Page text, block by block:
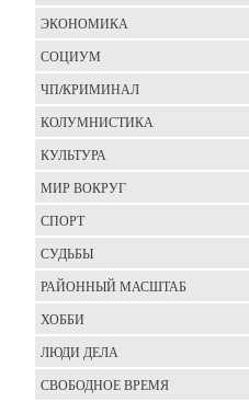
ЭКОНОМИКА
СОЦИУМ
ЧП/КРИМИНАЛ
КОЛУМНИСТИКА
КУЛЬТУРА
МИР ВОКРУГ
СПОРТ
СУДЬБЫ
РАЙОННЫЙ МАСШТАБ
ХОББИ
ЛЮДИ ДЕЛА
СВОБОДНОЕ ВРЕМЯ